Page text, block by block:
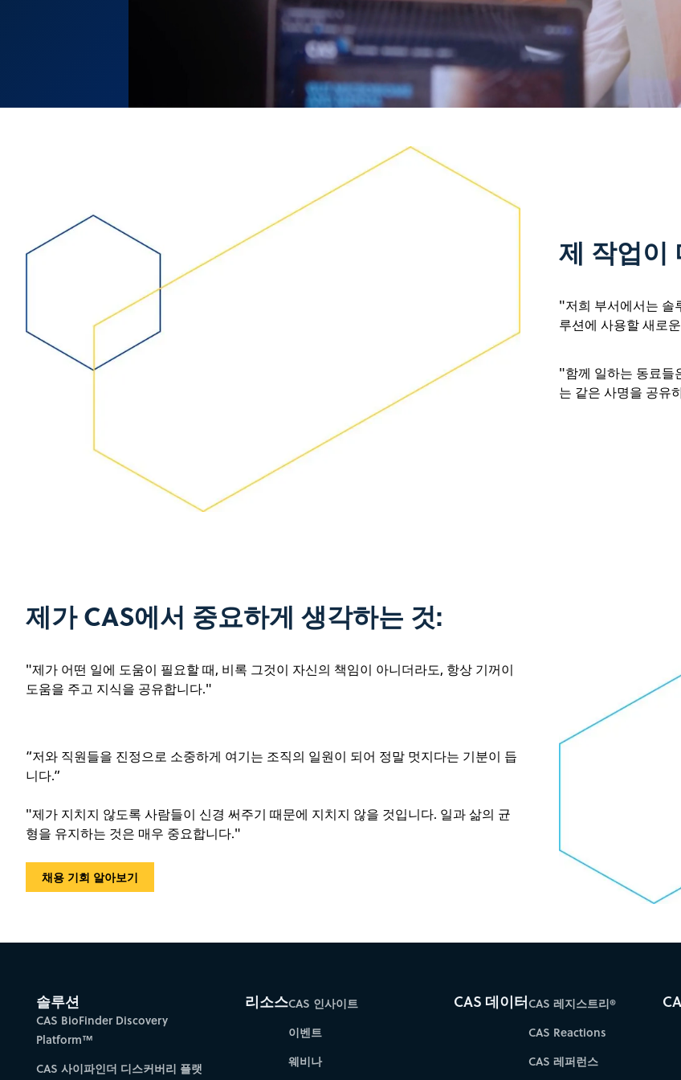
Video
제 작업이
"저희 부서에서는 솔
루션에 사용할 새로
"함께 일하는 동료들
는 같은 사명을 공유
제가 CAS에서 중요하게 생각하는 것:
"제가 어떤 일에 도움이 필요할 때, 비록 그것이 자신의 책임이 아니더라도, 항상 기꺼이
도움을 주고 지식을 공유합니다."
“저와 직원들을 진정으로 소중하게 여기는 조직의 일원이 되어 정말 멋지다는 기분이 듭
니다.”
"제가 지치지 않도록 사람들이 신경 써주기 때문에 지치지 않을 것입니다. 일과 삶의 균
형을 유지하는 것은 매우 중요합니다."
채용 기회 알아보기
솔루션
CAS BioFinder Discovery
Platform™
CAS 사이파인더 디스커버리 플랫
리소스CAS 인사이트
이벤트
웨비나
CAS 데이터CAS 레지스트리®
CAS Reactions
CAS 레퍼런스